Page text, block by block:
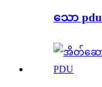
သော pdu